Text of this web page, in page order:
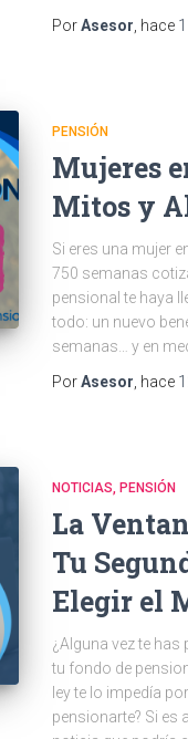
PorAsesor , hace
PENSIÓN
Mujeres
Mitos y
Si eres una mujer
750 semanas
pensional te haya
todo: un nuevo
semanas… y en
PorAsesor , hace
NOTICIAS PENSIÓN
La
Tu
Elegir el
¿Alguna vez te
tu fondo de
ley te lo impedía
pensionarte? Si es